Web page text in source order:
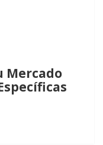
Mercado